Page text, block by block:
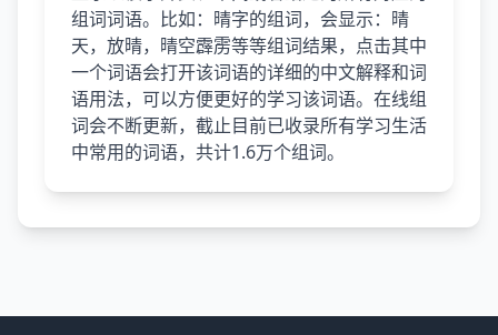
组词词语。比如：晴字的组词，会显示：晴
天，放晴，晴空霹雳等等组词结果，点击其中
一个词语会打开该词语的详细的中文解释和词
语用法，可以方便更好的学习该词语。在线组
词会不断更新，截止目前已收录所有学习生活
中常用的词语，共计1.6万个组词。